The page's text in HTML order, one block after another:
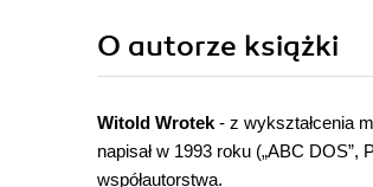
O autorze książki
Witold Wrotek - z wykształcenia
napisał w 1993 roku („ABC
współautorstwa.